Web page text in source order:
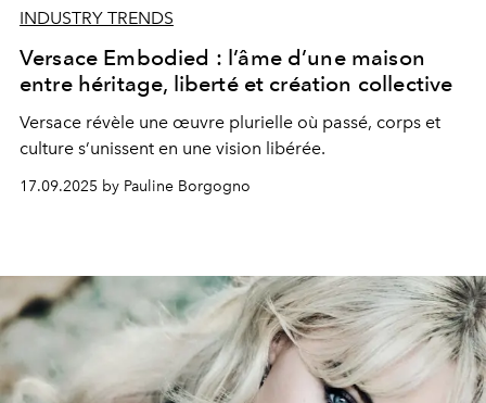
INDUSTRY TRENDS
Versace Embodied : l’âme d’une maison
entre héritage, liberté et création collective
Versace révèle une œuvre plurielle où passé, corps et
culture s’unissent en une vision libérée.
17.09.2025 by Pauline Borgogno